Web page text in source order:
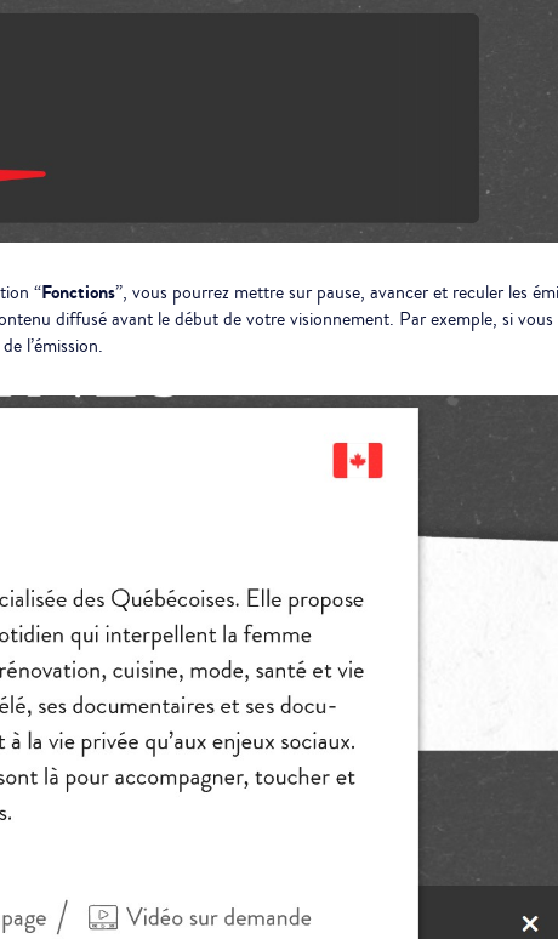
“Fonctions”, vous pourrez mettre sur pause, avancer et reculer les
diffusé avant le début de votre visionnement. Par exemple, si
l’émission.